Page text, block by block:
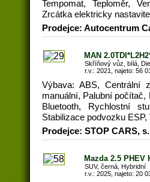
Tempomat, Teploměr,
Zrcátka elektricky
Prodejce: Autocentrum
MAN
Skříňový vůz, bílá,
r.v.: 2021, najeto: 56
Výbava: ABS, Centrální
manuální, Palubní
Bluetooth, Rychlostní
Stabilizace podvozku
Prodejce: STOP CARS,
Mazda 2.5 PHEV
SUV, černá, Hybridní
r.v.: 2025, najeto: 20